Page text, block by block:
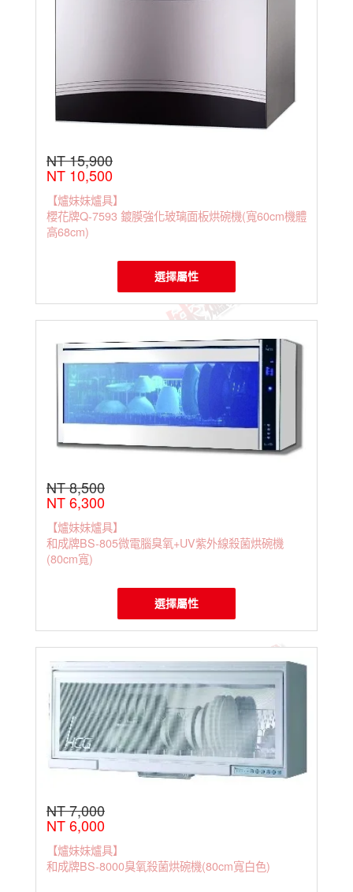
NT 15,900
NT 10,500
【爐妹妹爐具】
櫻花牌Q-7593 鍍膜強化玻璃面板烘碗機(寬60cm機體
高68cm)
選擇屬性
NT 8,500
NT 6,300
【爐妹妹爐具】
和成牌BS-805微電腦臭氧+UV紫外線殺菌烘碗機
(80cm寬)
選擇屬性
NT 7,000
NT 6,000
【爐妹妹爐具】
和成牌BS-8000臭氧殺菌烘碗機(80cm寬白色)